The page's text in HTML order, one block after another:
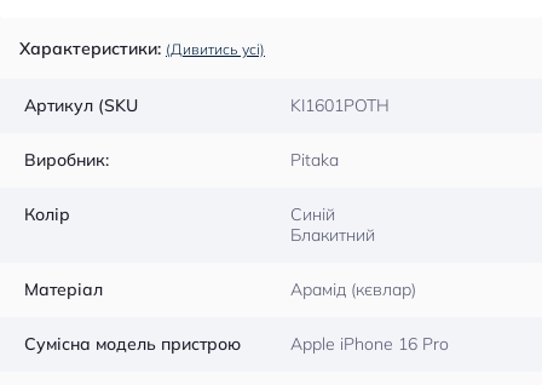
Характеристики: (Дивитись усі)
Артикул (SKU KI1601POTH
Виробник: Pitaka
Колір
Синій
Блакитний
Матеріал Арамід (кєвлар)
Сумісна модель пристрою Apple iPhone 16 Pro